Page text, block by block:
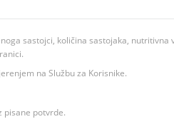
sastojci, količina sastojaka,
na Službu za Korisnike.
pisane potvrde.